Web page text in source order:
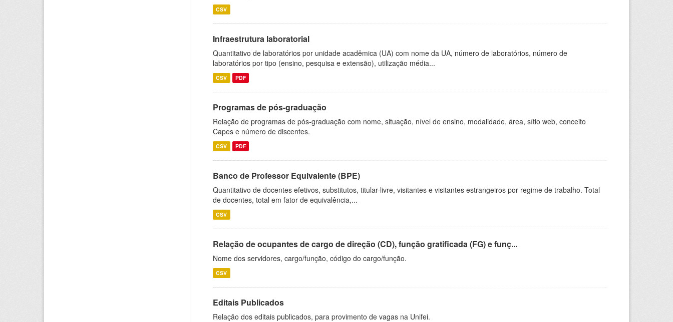
CSV
Infraestrutura laboratorial
Quantitativo de laboratórios por unidade acadêmica (UA) com nome da UA, número de laboratórios, número de
laboratórios por tipo (ensino, pesquisa e extensão), utilização média...
CSV PDF
Programas de pós-graduação
Relação de programas de pós-graduação com nome, situação, nível de ensino, modalidade, área, sítio web, conceito
Capes e número de discentes.
CSV PDF
Banco de Professor Equivalente (BPE)
Quantitativo de docentes efetivos, substitutos, titular-livre, visitantes e visitantes estrangeiros por regime de trabalho. Total
de docentes, total em fator de equivalência,...
CSV
Relação de ocupantes de cargo de direção (CD), função gratificada (FG) e funç...
Nome dos servidores, cargo/função, código do cargo/função.
CSV
Editais Publicados
Relação dos editais publicados, para provimento de vagas na Unifei.